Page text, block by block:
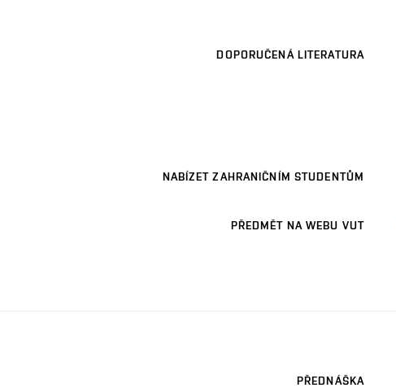
DOPORUČENÁ LITERATURA
NABÍZET ZAHRANIČNÍM STUDENTŮM
PŘEDMĚT NA WEBU VUT
PŘEDNÁŠKA